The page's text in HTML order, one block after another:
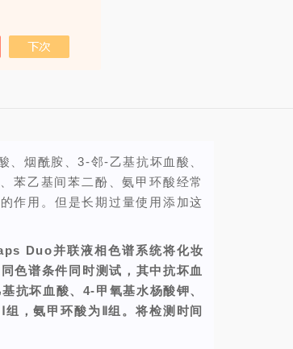
、烟酰胺、3-邻-乙基抗坏血酸、
苯乙基间苯二酚、氨甲环酸经常
作用。但是长期过量使用添加这
Duo并联液相色谱系统将化妆
色谱条件同时测试，其中抗坏血
抗坏血酸、4-甲氧基水杨酸钾、
，氨甲环酸为Ⅱ组。将检测时间